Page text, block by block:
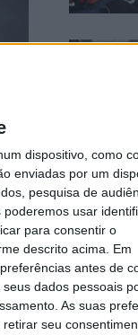
dispositivo, como
enviadas por um
pesquisa de
usar
para consentir o
descrito acima. Em
antes de
dados pessoais
As suas
seu